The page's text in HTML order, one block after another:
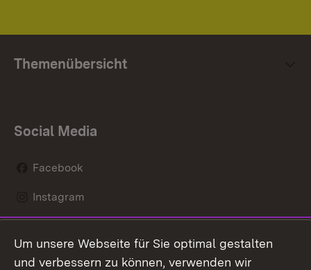
Themenübersicht
Social Media
Facebook
Instagram
Mastodon
Um unsere Webseite für Sie optimal gestalten
und verbessern zu können, verwenden wir